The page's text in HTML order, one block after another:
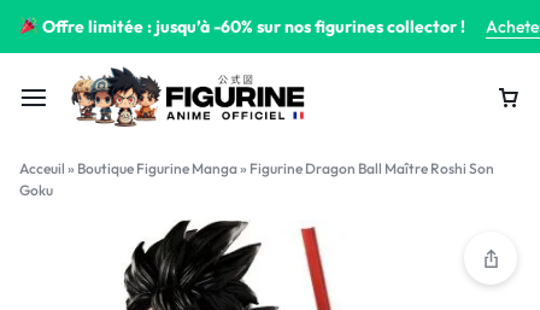
Offre limitée : jusqu’à -60% sur nos figurines collector !
Acceuil » Boutique Figurine Manga» Figurine Dragon Ball Maître Roshi Son
Goku